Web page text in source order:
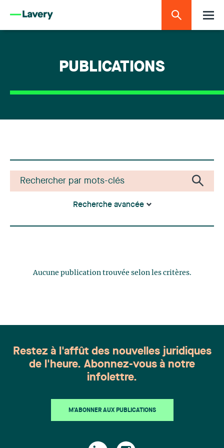
PUBLICATIONS
Recherche avancée
Aucune publication trouvée selon les critères.
Restez à l'affût des nouvelles juridiques
de l'heure. Abonnez-vous à notre
infolettre.
M'ABONNER AUX PUBLICATIONS